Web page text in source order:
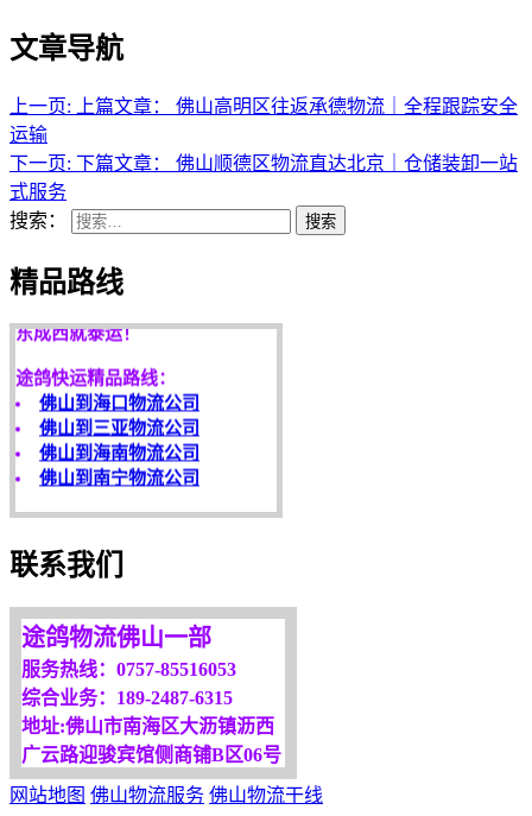
文章导航
上一页: 上篇文章：
佛山高明区往返承德物流｜全程跟踪安全
运输
下一页: 下篇文章：
佛山顺德区物流直达北京｜仓储装卸一站
式服务
搜索：
搜索
精品路线
天开地辟宏基，
东成西就泰运！
途鸽快运精品路线：
佛山到海口物流公司
佛山到三亚物流公司
佛山到海南物流公司
佛山到南宁物流公司
客户是永远的朋友，
服务是永恒的追求！
欢迎您光临！
我们将竭诚为你服务！
联系我们
途鸽物流佛山一部
服务热线：0757-85516053
综合业务：189-2487-6315
地址:佛山市南海区大沥镇沥西
广云路迎骏宾馆侧商铺B区06号
网站地图 佛山物流服务 佛山物流干线